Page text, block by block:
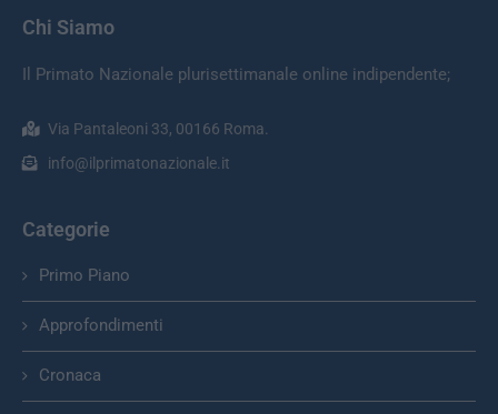
Chi Siamo
Il Primato Nazionale plurisettimanale online indipendente;
Via Pantaleoni 33, 00166 Roma.
info@ilprimatonazionale.it
Categorie
Primo Piano
Approfondimenti
Cronaca